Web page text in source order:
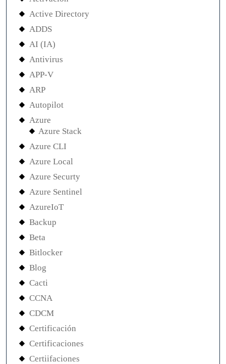
Active Directory
ADDS
AI (IA)
Antivirus
APP-V
ARP
Autopilot
Azure
Azure Stack
Azure CLI
Azure Local
Azure Securty
Azure Sentinel
AzureIoT
Backup
Beta
Bitlocker
Blog
Cacti
CCNA
CDCM
Certificación
Certificaciones
Certiifaciones